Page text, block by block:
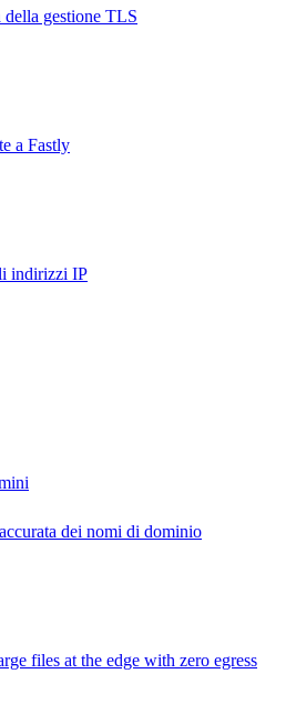
gestione TLS
a Fastly
indirizzi IP
dei nomi di dominio
files at the edge with zero egress